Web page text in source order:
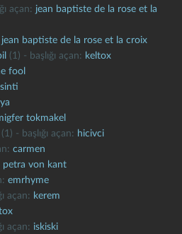
açan: jean baptiste de la rose et la
jean baptiste de la rose et la croix
(1) - başlığı açan: keltox
fool
tokmakel
(1) - başlığı açan: hicivci
carmen
petra von kant
emrhyme
açan: kerem
açan: iskiski